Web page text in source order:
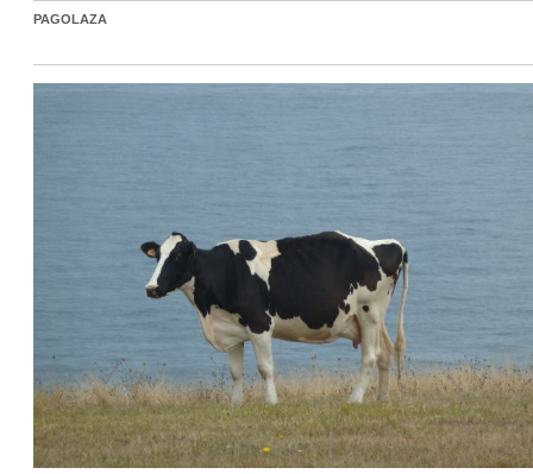
PAGOLAZA